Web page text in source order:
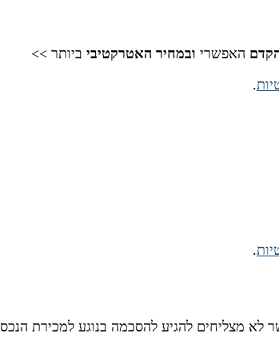
האפשרי ובמחיר האטרקטיבי ביותר >>
.
.
לא מצליחים להגיע להסכמה בנוגע למכירת הנכס